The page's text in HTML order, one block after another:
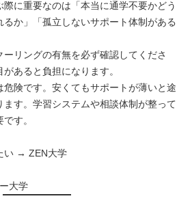
に重要なのは「本当に通学不要かどう
か」「孤立しないサポート体制がある
リングの有無を必ず確認してくださ
あると負担になります。
危険です。安くてもサポートが薄いと途
す。学習システムや相談体制が整って
す。
い → ZEN大学
大学